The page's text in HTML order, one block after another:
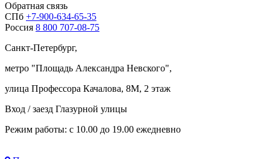
Обратная связь
СПб +7-900-634-65-35
Россия 8 800 707-08-75
Санкт-Петербург,
метро "Площадь Александра Невского",
улица Профессора Качалова, 8М, 2 этаж
Вход / заезд Глазурной улицы
Режим работы: с 10.00 до 19.00 ежедневно